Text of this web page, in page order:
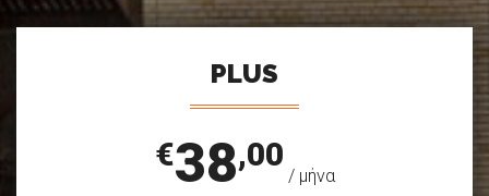
PLUS
€38,00
/ μήνα